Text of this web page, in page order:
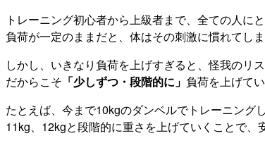
トレーニング初心者から上級者まで、全ての人に
負荷が一定のままだと、体はその刺激に慣れてし
しかし、いきなり負荷を上げすぎると、怪我のリス
だからこそ 「少しずつ・段階的に」 負荷を上げて
たとえば、今まで10kgのダンベルでトレーニング
11kg、12kgと段階的に重さを上げていくことで、